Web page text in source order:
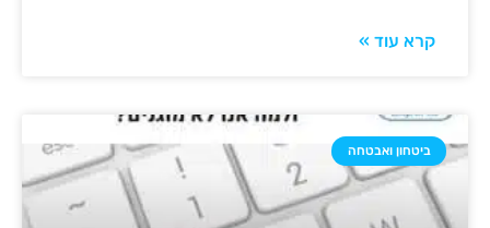
קרא עוד »
ביטחון ואבטחה